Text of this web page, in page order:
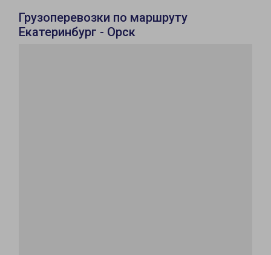
Грузоперевозки по маршруту
Екатеринбург - Орск